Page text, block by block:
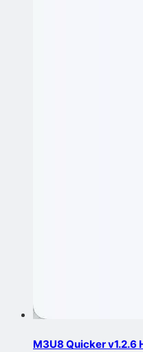
M3U8 Quicker v1.2.6